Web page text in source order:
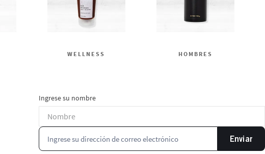
WELLNESS HOMBRES
Ingrese su nombre
Enviar